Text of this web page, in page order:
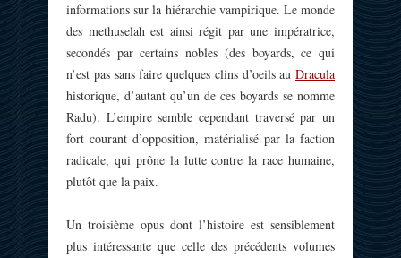
informations sur la hiérarchie vampirique. Le monde
des methuselah est ainsi régit par une impératrice,
secondés par certains nobles (des boyards, ce qui
n’est pas sans faire quelques clins d’oeils au Dracula
historique, d’autant qu’un de ces boyards se nomme
Radu). L’empire semble cependant traversé par un
fort courant d’opposition, matérialisé par la faction
radicale, qui prône la lutte contre la race humaine,
plutôt que la paix.
Un troisième opus dont l’histoire est sensiblement
plus intéressante que celle des précédents volumes